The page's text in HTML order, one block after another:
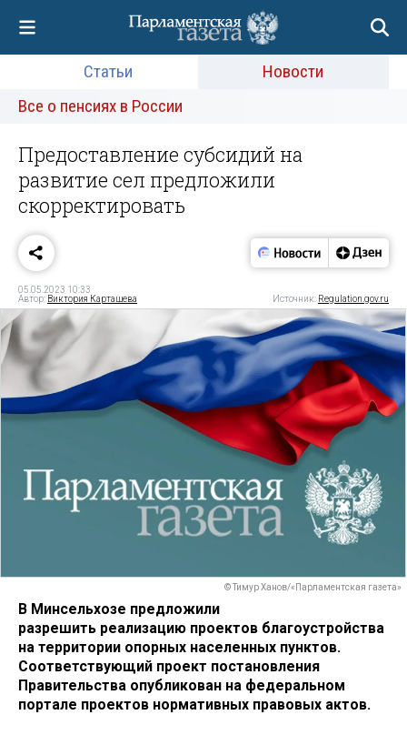
Статьи
Новости
Все о пенсиях в России
Предоставление субсидий на
развитие сел предложили
скорректировать
05.05.2023 10:33
Автор: Виктория Карташева Источник: Regulation.gov.ru
© Тимур Ханов/«Парламентская газета»
В Минсельхозе предложили
разрешить реализацию проектов благоустройства
на территории опорных населенных пунктов.
Соответствующий проект постановления
Правительства опубликован на федеральном
портале проектов нормативных правовых актов.